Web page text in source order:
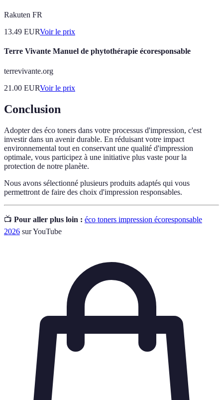
Rakuten FR
13.49 EURVoir le prix
Terre Vivante Manuel de phytothérapie écoresponsable
terrevivante.org
21.00 EURVoir le prix
Conclusion
Adopter des éco toners dans votre processus d'impression, c'est
investir dans un avenir durable. En réduisant votre impact
environnemental tout en conservant une qualité d'impression
optimale, vous participez à une initiative plus vaste pour la
protection de notre planète.
Nous avons sélectionné plusieurs produits adaptés qui vous
permettront de faire des choix d'impression responsables.
📺 Pour aller plus loin : éco toners impression écoresponsable
2026 sur YouTube